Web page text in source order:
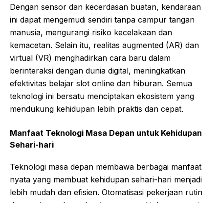
Dengan sensor dan kecerdasan buatan, kendaraan
ini dapat mengemudi sendiri tanpa campur tangan
manusia, mengurangi risiko kecelakaan dan
kemacetan. Selain itu, realitas augmented (AR) dan
virtual (VR) menghadirkan cara baru dalam
berinteraksi dengan dunia digital, meningkatkan
efektivitas belajar slot online dan hiburan. Semua
teknologi ini bersatu menciptakan ekosistem yang
mendukung kehidupan lebih praktis dan cepat.
Manfaat Teknologi Masa Depan untuk Kehidupan
Sehari-hari
Teknologi masa depan membawa berbagai manfaat
nyata yang membuat kehidupan sehari-hari menjadi
lebih mudah dan efisien. Otomatisasi pekerjaan rutin